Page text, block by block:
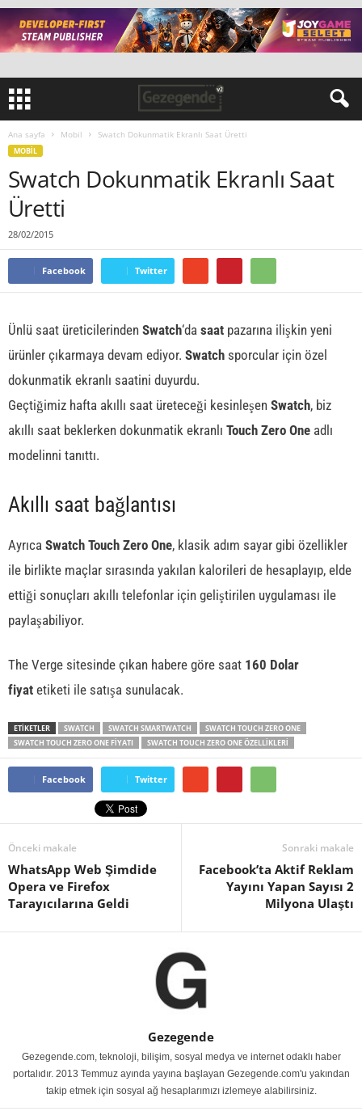
Ana sayfa Mobil Swatch Dokunmatik Ekranlı Saat Üretti
MOBIL
Swatch Dokunmatik Ekranlı Saat
Üretti
28/02/2015
Facebook Twitter
Ünlü saat üreticilerinden Swatch‘da saat pazarına ilişkin yeni
ürünler çıkarmaya devam ediyor. Swatch sporcular için özel
dokunmatik ekranlı saatini duyurdu.
Geçtiğimiz hafta akıllı saat üreteceği kesinleşen Swatch, biz
akıllı saat beklerken dokunmatik ekranlı Touch Zero One adlı
modelinni tanıttı.
Akıllı saat bağlantısı
Ayrıca Swatch Touch Zero One, klasik adım sayar gibi özellikler
ile birlikte maçlar sırasında yakılan kalorileri de hesaplayıp, elde
ettiği sonuçları akıllı telefonlar için geliştirilen uygulaması ile
paylaşabiliyor.
The Verge sitesinde çıkan habere göre saat 160 Dolar
fiyat etiketi ile satışa sunulacak.
ETİKETLER SWATCH SWATCH SMARTWATCH
SWATCH TOUCH ZERO ONE
SWATCH TOUCH ZERO ONE FIYATI
SWATCH TOUCH ZERO ONE ÖZELLIKLERI
Facebook Twitter
Önceki makale
WhatsApp Web Şimdide
Opera ve Firefox
Tarayıcılarına Geldi
Sonraki makale
Facebook’ta Aktif Reklam
Yayını Yapan Sayısı 2
Milyona Ulaştı
Gezegende
Gezegende.com, teknoloji, bilişim, sosyal medya ve internet odaklı haber
portalıdır. 2013 Temmuz ayında yayına başlayan Gezegende.com'u yakından
takip etmek için sosyal ağ hesaplarımızı izlemeye alabilirsiniz.